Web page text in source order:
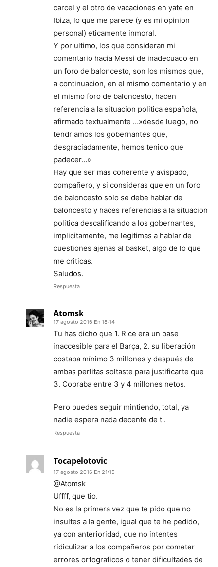
carcel y el otro de vacaciones en yate en
Ibiza, lo que me parece (y es mi opinion
personal) eticamente inmoral.
Y por ultimo, los que consideran mi
comentario hacia Messi de inadecuado en
un foro de baloncesto, son los mismos que,
a continuacion, en el mismo comentario y en
el mismo foro de baloncesto, hacen
referencia a la situacion politica española,
afirmado textualmente …»desde luego, no
tendriamos los gobernantes que,
desgraciadamente, hemos tenido que
padecer…»
Hay que ser mas coherente y avispado,
compañero, y si consideras que en un foro
de baloncesto solo se debe hablar de
baloncesto y haces referencias a la situacion
politica descalificando a los gobernantes,
implicitamente, me legitimas a hablar de
cuestiones ajenas al basket, algo de lo que
me criticas.
Saludos.
Respuesta
Atomsk
17 agosto 2016 En 18:14
Tu has dicho que 1. Rice era un base
inaccesible para el Barça, 2. su liberación
costaba mínimo 3 millones y después de
ambas perlitas soltaste para justificarte que
3. Cobraba entre 3 y 4 millones netos.
Pero puedes seguir mintiendo, total, ya
nadie espera nada decente de ti.
Respuesta
Tocapelotovic
17 agosto 2016 En 21:15
@Atomsk
Uffff, que tio.
No es la primera vez que te pido que no
insultes a la gente, igual que te he pedido,
ya con anterioridad, que no intentes
ridiculizar a los compañeros por cometer
errores ortograficos o tener dificultades de